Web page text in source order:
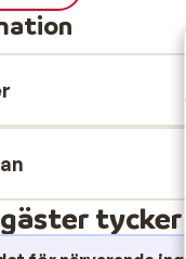
tycker